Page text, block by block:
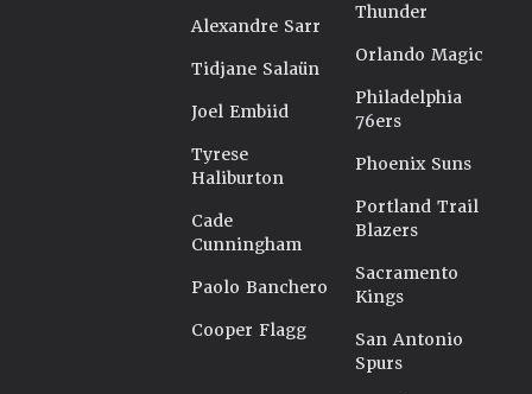
Alexandre Sarr
Tidjane Salaün
Joel Embiid
Tyrese
Haliburton
Cade
Cunningham
Paolo Banchero
Cooper Flagg
Thunder
Orlando Magic
Philadelphia
76ers
Phoenix Suns
Portland Trail
Blazers
Sacramento
Kings
San Antonio
Spurs